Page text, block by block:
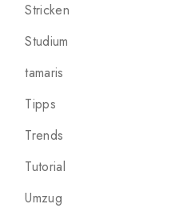
Stricken
Studium
tamaris
Tipps
Trends
Tutorial
Umzug